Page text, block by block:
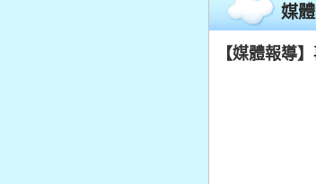
媒
【媒體報導